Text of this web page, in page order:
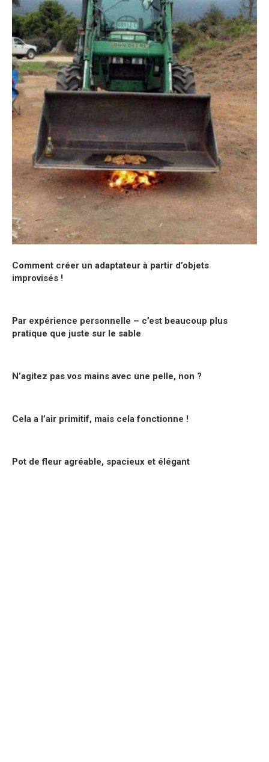
Comment créer un adaptateur à partir d’objets
improvisés !
Par expérience personnelle – c’est beaucoup plus
pratique que juste sur le sable
N’agitez pas vos mains avec une pelle, non ?
Cela a l’air primitif, mais cela fonctionne !
Pot de fleur agréable, spacieux et élégant